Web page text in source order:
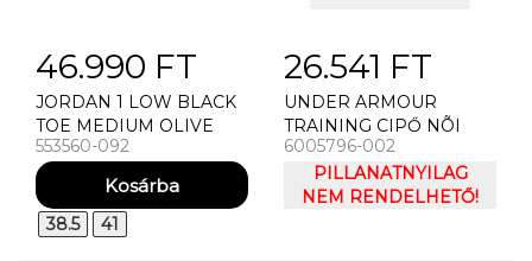
46.990 FT
JORDAN 1 LOW BLACK
TOE MEDIUM OLIVE
(GS) UTCAI CIPŐ
553560-092
38.5 41
26.541 FT
UNDER ARMOUR
TRAINING CIPŐ NÕI
CIPÕ UNDER ARMOUR
UA W TEMPO
6005796-002
PILLANATNYILAG
NEM RENDELHETŐ!